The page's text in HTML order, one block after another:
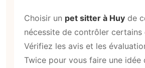
Choisir un pet sitter à Huy de
nécessite de contrôler certains
Vérifiez les avis et les
Twice pour vous faire une